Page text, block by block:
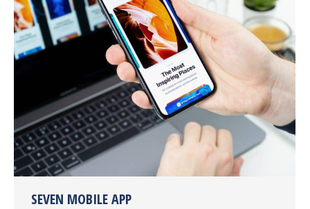
SEVEN MOBILE APP